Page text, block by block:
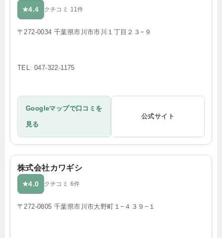
★4.4 クチコミ 11件
〒272-0034 千葉県市川市市川１丁目２３−９
TEL: 047-322-1175
Googleマップで口コミを
見る
公式サイト
株式会社カワギシ
★4.0 クチコミ 6件
〒272-0805 千葉県市川市大野町１−４３９−１